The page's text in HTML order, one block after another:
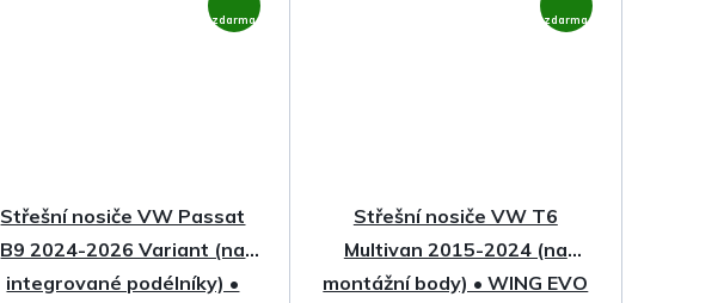
zdarma
Střešní nosiče VW Passat
B9 2024-2026 Variant (na
integrované podélníky) •
zdarma
Střešní nosiče VW T6
Multivan 2015-2024 (na
montážní body) • WING EVO